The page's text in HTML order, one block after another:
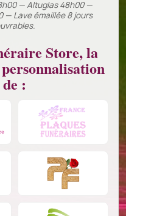
— Altuglas 48h00 —
— Lave émaillée 8 jours
Store, la
de :